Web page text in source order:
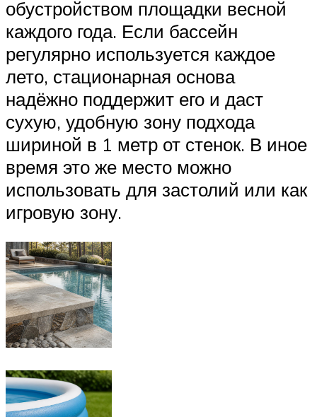
обустройством площадки весной
каждого года. Если бассейн
регулярно используется каждое
лето, стационарная основа
надёжно поддержит его и даст
сухую, удобную зону подхода
шириной в 1 метр от стенок. В иное
время это же место можно
использовать для застолий или как
игровую зону.